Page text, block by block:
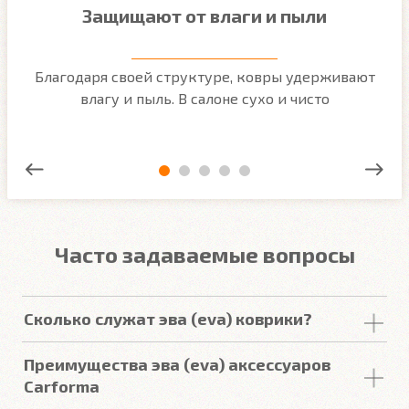
Защищают от влаги и пыли
Благодаря своей структуре, ковры удерживают
влагу и пыль. В салоне сухо и чисто
Часто задаваемые вопросы
Сколько служат эва (eva) коврики?
покрытий изЕВАв среднем составляет 2-3
.
Но есть некоторые факторы, уменьшающие или
Преимущества эва (eva) аксессуаров
Carforma